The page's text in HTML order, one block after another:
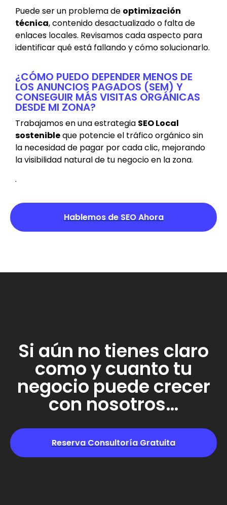
Puede ser un problema de optimización
técnica, contenido desactualizado o falta de
enlaces locales. Revisamos cada aspecto para
identificar qué está fallando y cómo solucionarlo.
¿CÓMO PUEDO DEPENDER MENOS DE
LOS ANUNCIOS PAGADOS (SEM) Y
CONSEGUIR MÁS VISITAS ORGÁNICAS
DESDE MI ZONA?
Trabajamos en una estrategia SEO Local
sostenibleque potencie el tráfico orgánico sin
la necesidad de pagar por cada clic, mejorando
la visibilidad natural de tu negocio en la zona.
.
Hablemos de SEO Ahora
Si aún no tienes claro
como y cuanto tu
negocio puede crecer
con nosotros…
Reserva Consultoría Gratuita